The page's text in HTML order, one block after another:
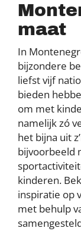
maat
In
bijzondere
liefst vijf
bieden
om met
namelijk zó
het bijna uit
bijvoorbeeld
kinderen.
inspiratie op
met behulp